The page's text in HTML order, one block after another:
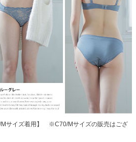
サイズ着用】 ※C70/Mサイズの販売はござ